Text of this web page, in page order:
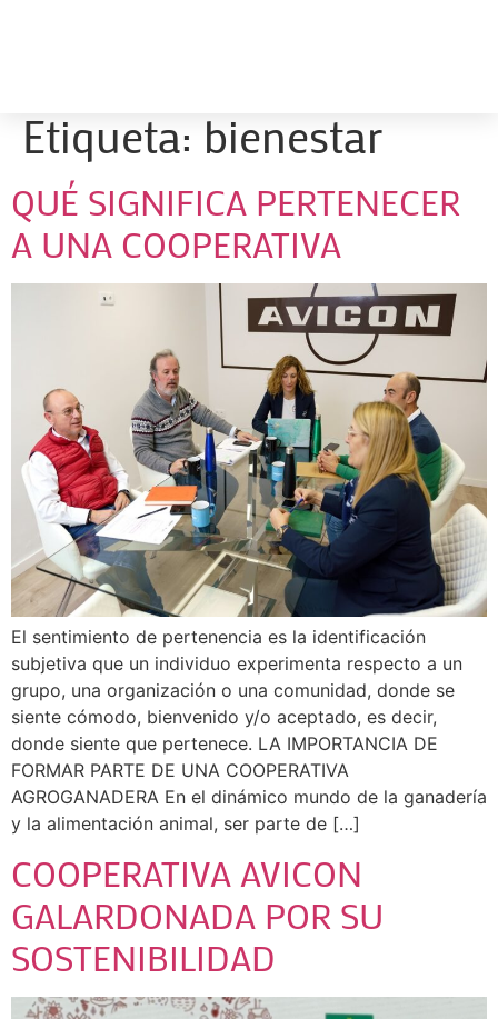
Etiqueta: bienestar
QUÉ SIGNIFICA PERTENECER
A UNA COOPERATIVA
El sentimiento de pertenencia es la identificación
subjetiva que un individuo experimenta respecto a un
grupo, una organización o una comunidad, donde se
siente cómodo, bienvenido y/o aceptado, es decir,
donde siente que pertenece. LA IMPORTANCIA DE
FORMAR PARTE DE UNA COOPERATIVA
AGROGANADERA En el dinámico mundo de la ganadería
y la alimentación animal, ser parte de […]
COOPERATIVA AVICON
GALARDONADA POR SU
SOSTENIBILIDAD